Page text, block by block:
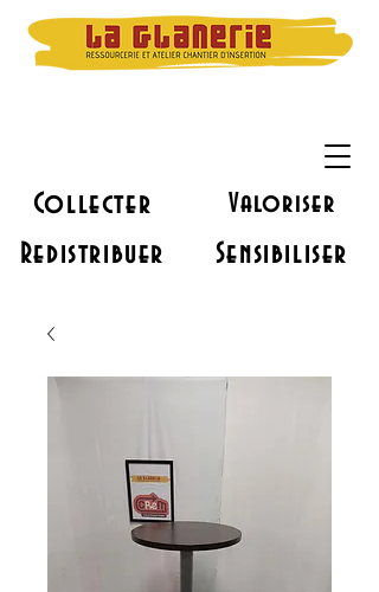
Collecter Valoriser
Redistribuer Sensibiliser